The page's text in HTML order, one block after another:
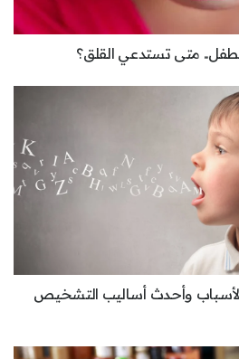
متى تستدعي القلق؟
الأسباب وأحدث أساليب التشخيص